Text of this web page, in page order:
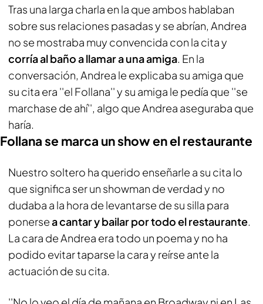
Tras una larga charla en la que ambos hablaban
sobre sus relaciones pasadas y se abrían, Andrea
no se mostraba muy convencida con la cita y
corría al baño a llamar a una amiga. En la
conversación, Andrea le explicaba su amiga que
su cita era ''el Follana'' y su amiga le pedía que ''se
marchase de ahí'', algo que Andrea aseguraba que
haría.
Follana se marca un show en el restaurante
Nuestro soltero ha querido enseñarle a su cita lo
que significa ser un showman de verdad y no
dudaba a la hora de levantarse de su silla para
ponersea cantar y bailar por todo el restaurante.
La cara de Andrea era todo un poema y no ha
podido evitar taparse la cara y reírse ante la
actuación de su cita.